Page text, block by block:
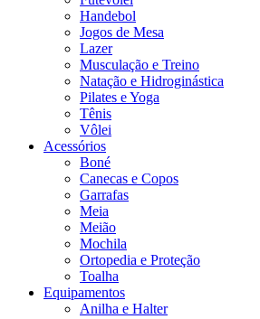
Handebol
Jogos de Mesa
Lazer
Musculação e Treino
Natação e Hidroginástica
Pilates e Yoga
Tênis
Vôlei
Acessórios
Boné
Canecas e Copos
Garrafas
Meia
Meião
Mochila
Ortopedia e Proteção
Toalha
Equipamentos
Anilha e Halter